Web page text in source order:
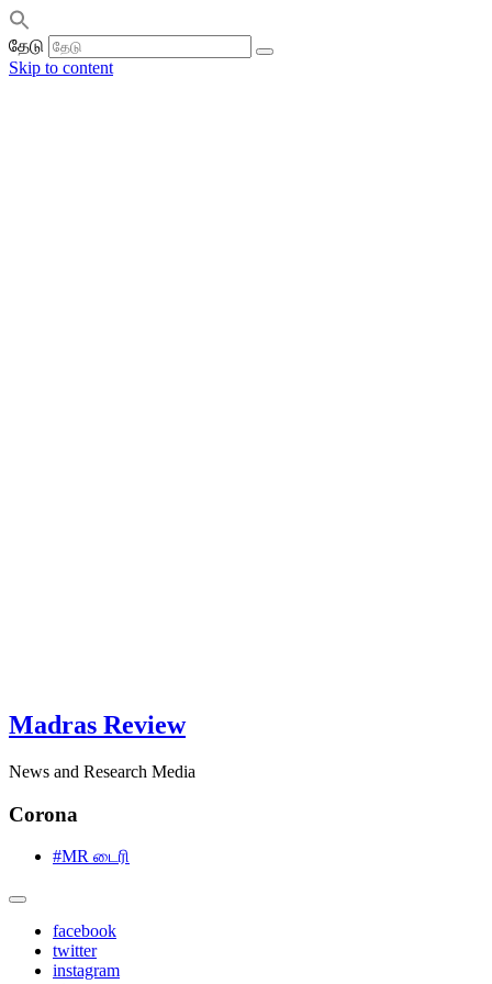
தேடு
Skip to content
Madras Review
News and Research Media
Corona
#MR டைரி
facebook
twitter
instagram